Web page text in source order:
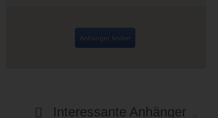
Anhänger finden
Interessante Anhänger